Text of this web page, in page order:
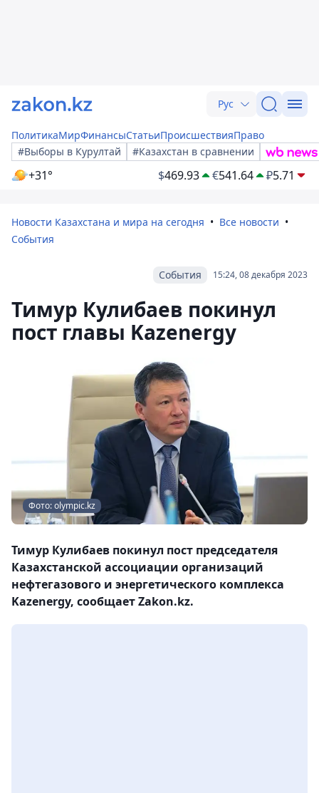
Рус
ПолитикаМирФинансыСтатьиПроисшествияПраво
#Выборы в Курултай
#Казахстан в сравнении
+31° $469.93 €541.64 ₽5.71
Новости Казахстана и мира на сегодня
Все новости
События
15:24, 08 декабря 2023
События
Тимур Кулибаев покинул
пост главы Kazenergy
Фото: olympic.kz
Тимур Кулибаев покинул пост председателя
Казахстанской ассоциации организаций
нефтегазового и энергетического комплекса
Kazenergy, сообщает Zakon.kz.